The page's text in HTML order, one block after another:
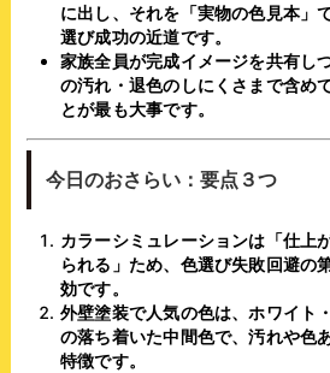
に出し、それを「実物の色見本」
選び成功の近道です。
家族全員が完成イメージを共有し
の汚れ・退色のしにくさまで含め
とが最も大事です。
今日のおさらい：要点３つ
カラーシミュレーションは「仕上
られる」ため、色選び失敗回避の
効です。
外壁塗装で人気の色は、ホワイト
の落ち着いた中間色で、汚れや色
特徴です。